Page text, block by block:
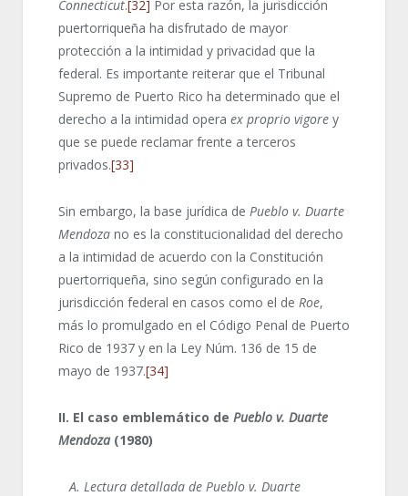
Connecticut.[32] Por esta razón, la jurisdicción
puertorriqueña ha disfrutado de mayor
protección a la intimidad y privacidad que la
federal. Es importante reiterar que el Tribunal
Supremo de Puerto Rico ha determinado que el
derecho a la intimidad opera ex proprio vigorey
que se puede reclamar frente a terceros
privados.[33]
Sin embargo, la base jurídica de Pueblo v. Duarte
Mendozano es la constitucionalidad del derecho
a la intimidad de acuerdo con la Constitución
puertorriqueña, sino según configurado en la
jurisdicción federal en casos como el de Roe,
más lo promulgado en el Código Penal de Puerto
Rico de 1937 y en la Ley Núm. 136 de 15 de
mayo de 1937.[34]
II. El caso emblemático de Pueblo v. Duarte
Mendoza(1980)
A. Lectura detallada de Pueblo v. Duarte